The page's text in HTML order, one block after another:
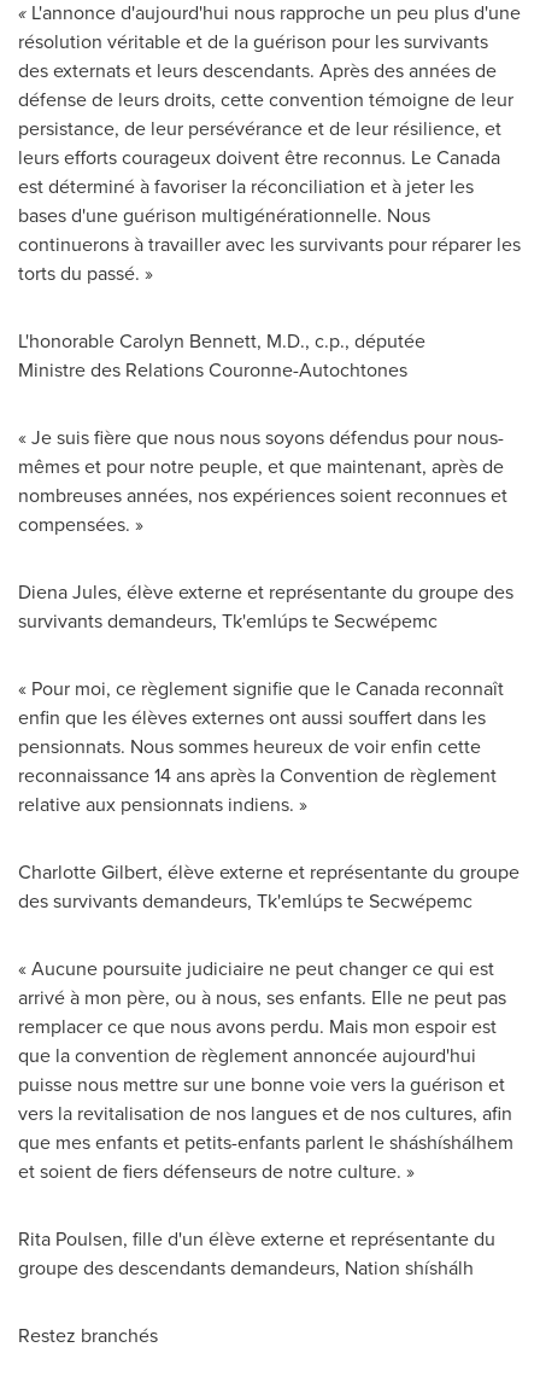
« L'annonce d'aujourd'hui nous rapproche un peu plus d'une
résolution véritable et de la guérison pour les survivants
des externats et leurs descendants. Après des années de
défense de leurs droits, cette convention témoigne de leur
persistance, de leur persévérance et de leur résilience, et
leurs efforts courageux doivent être reconnus. Le Canada
est déterminé à favoriser la réconciliation et à jeter les
bases d'une guérison multigénérationnelle. Nous
continuerons à travailler avec les survivants pour réparer les
torts du passé. »
L'honorableCarolyn Bennett, M.D., c.p., députée
Ministre des Relations Couronne-Autochtones
« Je suis fière que nous nous soyons défendus pour nous-
mêmes et pour notre peuple, et que maintenant, après de
nombreuses années, nos expériences soient reconnues et
compensées. »
Diena Jules, élève externe et représentante du groupe des
survivants demandeurs, Tk'emlúps te Secwépemc
« Pour moi, ce règlement signifie que le Canada reconnaît
enfin que les élèves externes ont aussi souffert dans les
pensionnats. Nous sommes heureux de voir enfin cette
reconnaissance 14 ans après la Convention de règlement
relative aux pensionnats indiens. »
Charlotte Gilbert, élève externe et représentante du groupe
des survivants demandeurs, Tk'emlúps te Secwépemc
« Aucune poursuite judiciaire ne peut changer ce qui est
arrivé à mon père, ou à nous, ses enfants. Elle ne peut pas
remplacer ce que nous avons perdu. Mais mon espoir est
que la convention de règlement annoncée aujourd'hui
puisse nous mettre sur une bonne voie vers la guérison et
vers la revitalisation de nos langues et de nos cultures, afin
que mes enfants et petits-enfants parlent le sháshíshálhem
et soient de fiers défenseurs de notre culture. »
Rita Poulsen, fille d'un élève externe et représentante du
groupe des descendants demandeurs, Nation shíshálh
Restez branchés